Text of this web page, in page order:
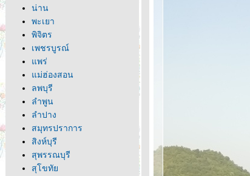
น่าน
พะเยา
พิจิตร
เพชรบูรณ์
พร่
ม่ฮ่องสอน
ลพบุรี
ลำพูน
ลำปาง
สมุทรปราการ
สิงห์บุรี
สุพรรณบุรี
สุโขทั